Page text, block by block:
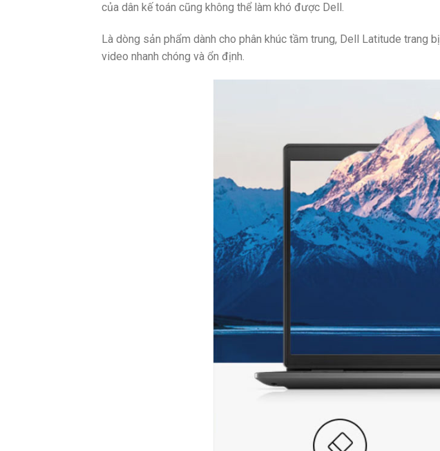
của dân kế toán cũng không thể làm khó được Dell.
Là dòng sản phẩm dành cho phân khúc tầm trung, Dell Latitude trang bị
video nhanh chóng và ổn định.